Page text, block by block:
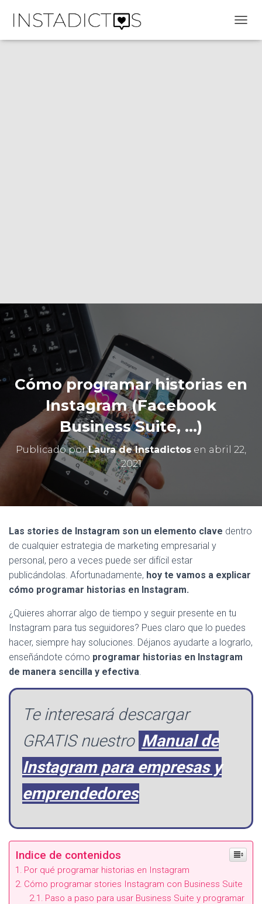
A
Cómo programar historias en
Instagram (Facebook
Business Suite, …)
Publicado porLaura de Instadictos en abril 22,
2021
Las stories de Instagram son un elemento clave dentro
de cualquier estrategia de marketing empresarial y
personal, pero a veces puede ser difícil estar
publicándolas. Afortunadamente, hoy te vamos a explicar
cómo programar historias en Instagram.
¿Quieres ahorrar algo de tiempo y seguir presente en tu
Instagram para tus seguidores? Pues claro que lo puedes
hacer, siempre hay soluciones. Déjanos ayudarte a lograrlo,
enseñándote cómo programar historias en Instagram
de manera sencilla y efectiva.
Te interesará descargar
GRATIS nuestro Manual de
Instagram para empresas y
emprendedores
Indice de contenidos
Por qué programar historias en Instagram
Cómo programar stories Instagram con Business Suite
Paso a paso para usar Business Suite y programar